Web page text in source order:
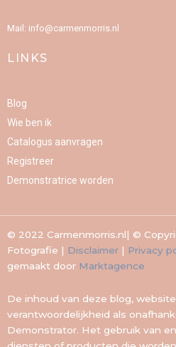
-
Mail: info@carmenmorris.nl
LINKS
Blog
Wie ben ik
Catalogus aanvragen
Registreer
Demonstratrice worden
© 2022 Carmenmorris.nl| ©
Fotografie | Disclaimer | Privacy
gemaakt door Marktagence
De inhoud van deze blog,
verantwoordelijkheid als
Demonstrator. Het gebruik van